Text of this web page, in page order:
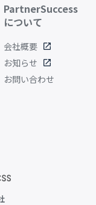
PartnerSuccess
について
会社概要 open_in_new
お知らせ open_in_new
お問い合わせ